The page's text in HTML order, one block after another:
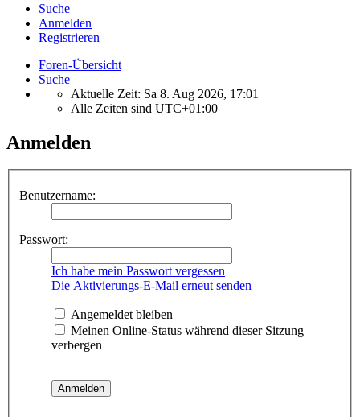
Suche
Anmelden
Registrieren
Foren-Übersicht
Suche
Aktuelle Zeit: Sa 8. Aug 2026, 17:01
Alle Zeiten sind UTC+01:00
Anmelden
Benutzername:
Passwort:
Ich habe mein Passwort vergessen
Die Aktivierungs-E-Mail erneut senden
Angemeldet bleiben
Meinen Online-Status während dieser Sitzung
verbergen